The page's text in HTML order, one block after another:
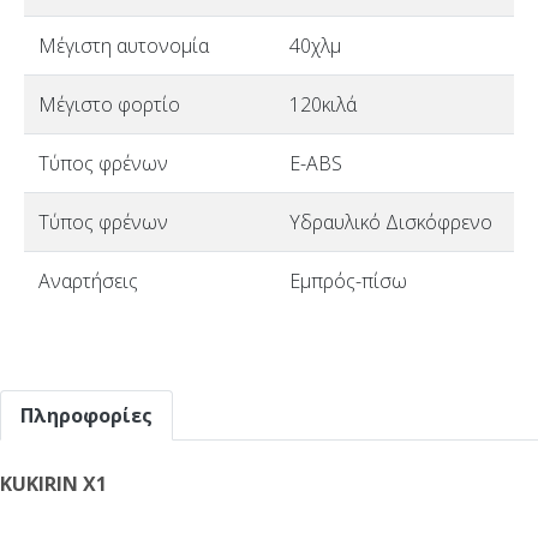
Μέγιστη αυτονομία 40χλμ
Μέγιστο φορτίο 120κιλά
Τύπος φρένων E-ABS
Τύπος φρένων Υδραυλικό Δισκόφρενο
Αναρτήσεις Εμπρός-πίσω
Πληροφορίες
KUKIRIN X1